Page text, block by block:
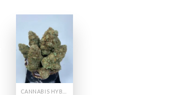
Add to
wishlist